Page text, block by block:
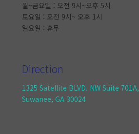
월~금요일 : 오전 9시~오후 5시
토요일 : 오전 9시~ 오후 1시
일요일 : 휴무
Direction
1325 Satellite BLVD. NW Suite 701A,
Suwanee, GA 30024